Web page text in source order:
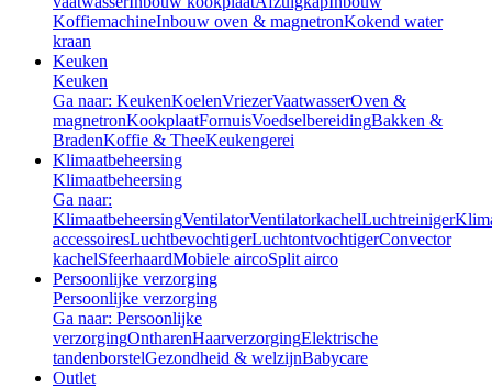
KoffiemachineInbouw oven & magnetronKokend water
kraan
Keuken
Keuken
Ga naar: KeukenKoelenVriezerVaatwasserOven &
magnetronKookplaatFornuisVoedselbereidingBakken &
BradenKoffie & TheeKeukengerei
Klimaatbeheersing
Klimaatbeheersing
Ga naar:
KlimaatbeheersingVentilatorVentilatorkachelLuchtreiniger
accessoiresLuchtbevochtigerLuchtontvochtigerConvector
kachelSfeerhaardMobiele aircoSplit airco
Persoonlijke verzorging
Persoonlijke verzorging
Ga naar: Persoonlijke
verzorgingOntharenHaarverzorgingElektrische
tandenborstelGezondheid & welzijnBabycare
Outlet